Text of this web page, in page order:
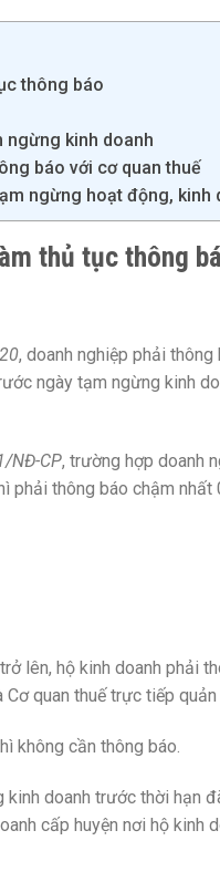
thông báo
ngừng kinh doanh
báo với cơ quan thuế
ngừng hoạt động, kinh
thủ tục thông
, doanh nghiệp phải
ngày tạm ngừng kinh
NĐ-CP, trường hợp doanh
phải thông báo chậm
lên, hộ kinh doanh phải
quan thuế trực tiếp quản
không cần thông báo.
doanh trước thời hạn
cấp huyện nơi hộ kinh